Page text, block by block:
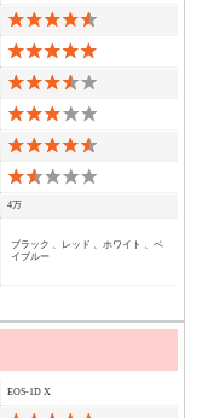
4万
ブラック 、レッド 、ホワイト 、ベ
イブルー
EOS-1D X